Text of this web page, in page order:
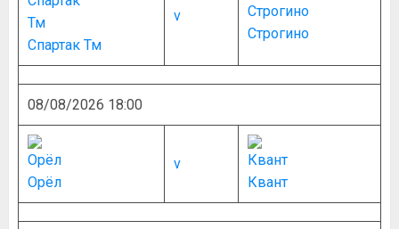
Спартак Тм
v
Строгино
08/08/2026 18:00
Орёл
v
Квант